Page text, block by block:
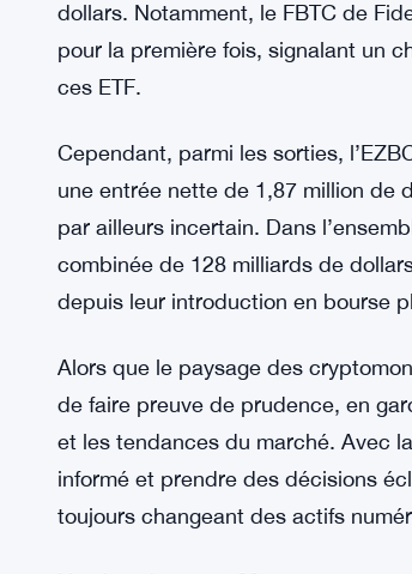
précédemment épargnés comme le
changement de sentiment des
Invest et le BITB de Bitwise ont
En tête du peloton des sorties se
138 millions de dollars sortis du
dollars. Notamment, le FBTC de
pour la première fois, signalant un
Cependant, parmi les sorties,
une entrée nette de 1,87 million de
par ailleurs incertain. Dans
combinée de 128 milliards de